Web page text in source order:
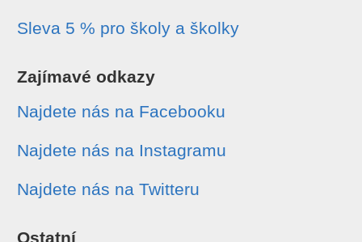
Sleva 5 % pro školy a školky
Zajímavé odkazy
Najdete nás na Facebooku
Najdete nás na Instagramu
Najdete nás na Twitteru
Ostatní